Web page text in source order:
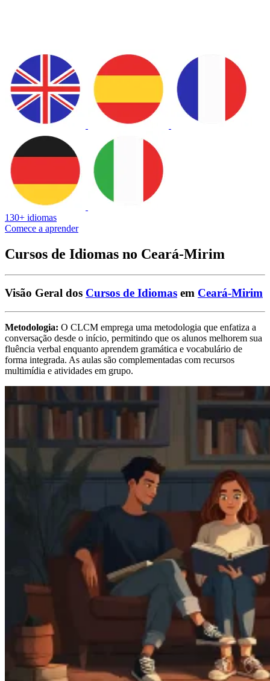
130+ idiomas
Comece a aprender
Cursos de Idiomas no Ceará-Mirim
Visão Geral dos Cursos de Idiomas em Ceará-Mirim
Metodologia: O CLCM emprega uma metodologia que enfatiza a
conversação desde o início, permitindo que os alunos melhorem sua
fluência verbal enquanto aprendem gramática e vocabulário de
forma integrada. As aulas são complementadas com recursos
multimídia e atividades em grupo.